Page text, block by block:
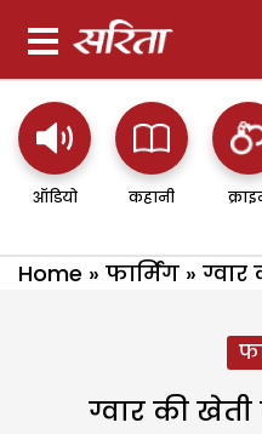
ऑडियो कहानी
Home » फार्मिंग »
ग्वार की